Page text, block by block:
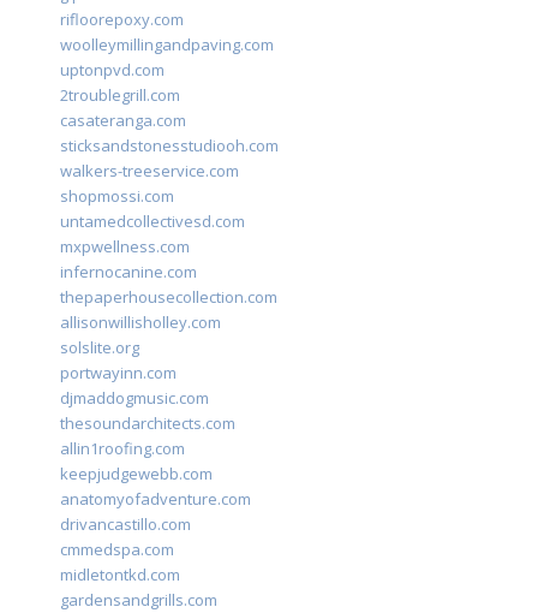
rifloorepoxy.com
woolleymillingandpaving.com
uptonpvd.com
2troublegrill.com
casateranga.com
sticksandstonesstudiooh.com
walkers-treeservice.com
shopmossi.com
untamedcollectivesd.com
mxpwellness.com
infernocanine.com
thepaperhousecollection.com
allisonwillisholley.com
solslite.org
portwayinn.com
djmaddogmusic.com
thesoundarchitects.com
allin1roofing.com
keepjudgewebb.com
anatomyofadventure.com
drivancastillo.com
cmmedspa.com
midletontkd.com
gardensandgrills.com